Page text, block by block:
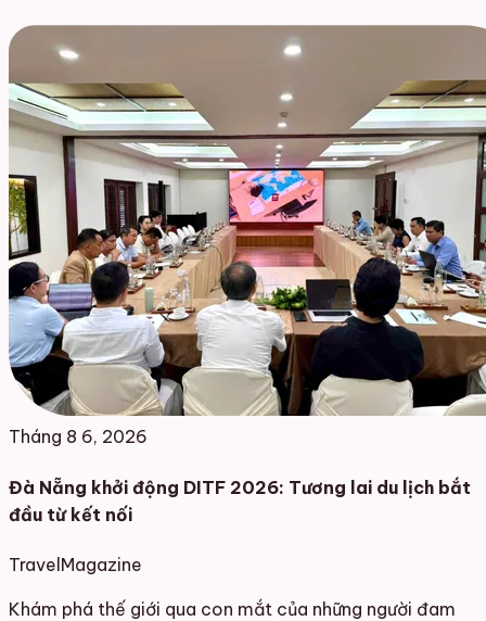
Tháng 8 6, 2026
Đà Nẵng khởi động DITF 2026: Tương lai du lịch bắt
đầu từ kết nối
TravelMagazine
Khám phá thế giới qua con mắt của những người đam